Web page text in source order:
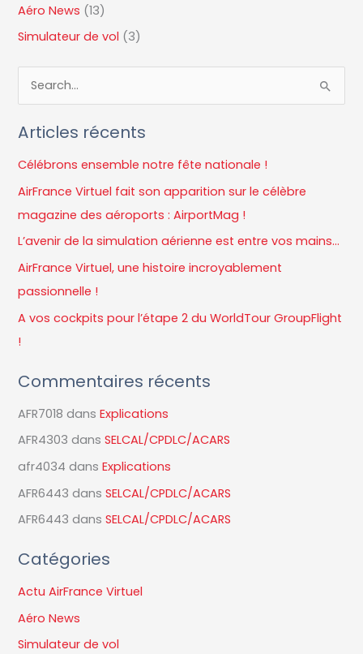
Aéro News (13)
Simulateur de vol (3)
c
h
e
r
:
Articles récents
Célébrons ensemble notre fête nationale !
AirFrance Virtuel fait son apparition sur le célèbre
magazine des aéroports : AirportMag !
L’avenir de la simulation aérienne est entre vos mains…
AirFrance Virtuel, une histoire incroyablement
passionnelle !
A vos cockpits pour l’étape 2 du WorldTour GroupFlight
!
Commentaires récents
AFR7018 dansExplications
AFR4303 dansSELCAL/CPDLC/ACARS
afr4034 dansExplications
AFR6443 dansSELCAL/CPDLC/ACARS
AFR6443 dansSELCAL/CPDLC/ACARS
Catégories
Actu AirFrance Virtuel
Aéro News
Simulateur de vol